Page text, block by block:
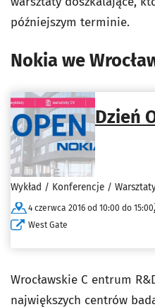
późniejszym terminie.
Nokia we
Dzień
Wykład / Konferencje /
4 czerwca 2016 od 10:00 do 15:00
West Gate
Wrocławskie C entrum
największych centrów